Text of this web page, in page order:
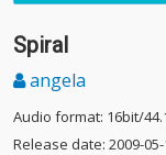
Spiral
angela
Audio format: 16bit/
Release date: 2009-05-